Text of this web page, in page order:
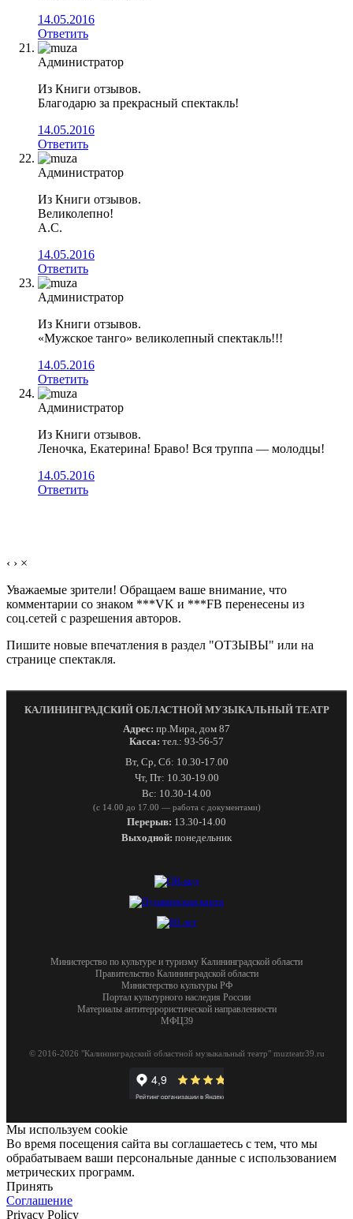
14.05.2016
Ответить
Администратор
Из Книги отзывов.
Благодарю за прекрасный спектакль!
14.05.2016
Ответить
Администратор
Из Книги отзывов.
Великолепно!
А.С.
14.05.2016
Ответить
Администратор
Из Книги отзывов.
«Мужское танго» великолепный спектакль!!!
14.05.2016
Ответить
Администратор
Из Книги отзывов.
Леночка, Екатерина! Браво! Вся труппа — молодцы!
14.05.2016
Ответить
‹ › ×
Уважаемые зрители! Обращаем ваше внимание, что
комментарии со знаком ***VK и ***FB перенесены из
соц.сетей с разрешения авторов.
Пишите новые впечатления в раздел "ОТЗЫВЫ" или на
странице спектакля.
КАЛИНИНГРАДСКИЙ ОБЛАСТНОЙ МУЗЫКАЛЬНЫЙ ТЕАТР
Адрес: пр.Мира, дом 87
Касса: тел.: 93-56-57
Вт, Ср, Сб: 10.30-17.00
Чт, Пт: 10.30-19.00
Вс: 10.30-14.00
(с 14.00 до 17.00 — работа с документами)
Перерыв: 13.30-14.00
Выходной: понедельник
Министерство по культуре и туризму Калининградской области
Правительство Калининградской области
Министерство культуры РФ
Портал культурного наследия России
Материалы антитеррористической направленности
МФЦ39
© 2016-2026 "Калининградский областной музыкальный театр" muzteatr39.ru
Мы используем cookie
Во время посещения сайта вы соглашаетесь с тем, что мы
обрабатываем ваши персональные данные с использованием
метрических программ.
Принять
Соглашение
Privacy Policy